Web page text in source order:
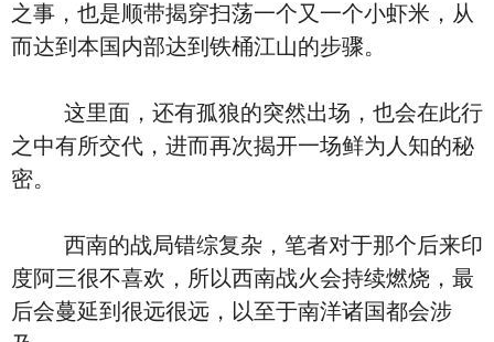
之事，也是顺带揭穿扫荡一个又一个小虾米，从
而达到本国内部达到铁桶江山的步骤。
这里面，还有孤狼的突然出场，也会在此行
之中有所交代，进而再次揭开一场鲜为人知的秘
密。
西南的战局错综复杂，笔者对于那个后来印
度阿三很不喜欢，所以西南战火会持续燃烧，最
后会蔓延到很远很远，以至于南洋诸国都会涉